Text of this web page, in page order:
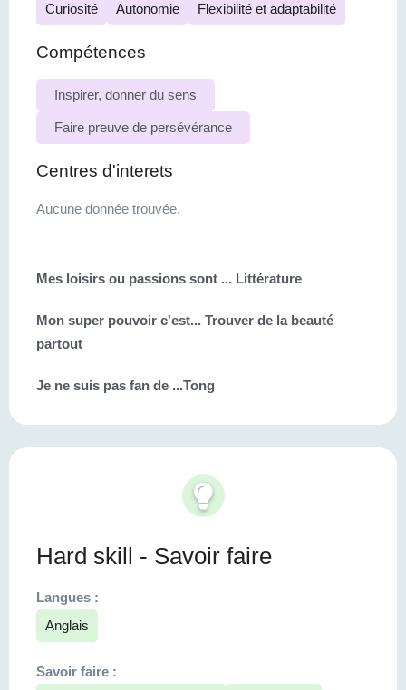
Curiosité Autonomie Flexibilité et adaptabilité
Compétences
Inspirer, donner du sens
Faire preuve de persévérance
Centres d'interets
Aucune donnée trouvée.
Mes loisirs ou passions sont ... Littérature
Mon super pouvoir c'est... Trouver de la beauté
partout
Je ne suis pas fan de ...Tong
Hard skill - Savoir faire
Langues :
Anglais
Savoir faire :